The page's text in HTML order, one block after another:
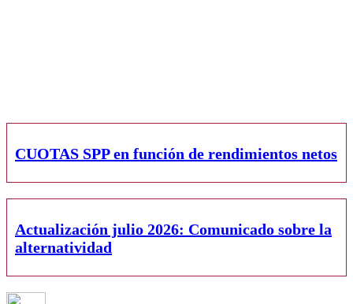
CUOTAS SPP en función de rendimientos netos
Actualización julio 2026: Comunicado sobre la
alternatividad